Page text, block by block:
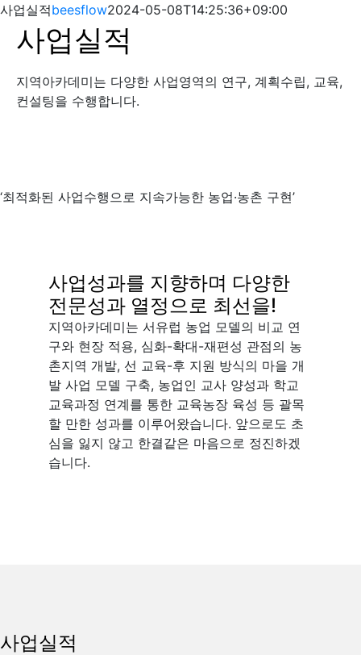
사업실적beesflow2024-05-08T14:25:36+09:00
사업실적
지역아카데미는 다양한 사업영역의 연구, 계획수립, 교육,
컨설팅을 수행합니다.
‘최적화된 사업수행으로 지속가능한 농업·농촌 구현’
사업성과를 지향하며 다양한
전문성과 열정으로 최선을!
지역아카데미는 서유럽 농업 모델의 비교 연
구와 현장 적용, 심화-확대-재편성 관점의 농
촌지역 개발, 선 교육-후 지원 방식의 마을 개
발 사업 모델 구축, 농업인 교사 양성과 학교
교육과정 연계를 통한 교육농장 육성 등 괄목
할 만한 성과를 이루어왔습니다. 앞으로도 초
심을 잃지 않고 한결같은 마음으로 정진하겠
습니다.
사업실적